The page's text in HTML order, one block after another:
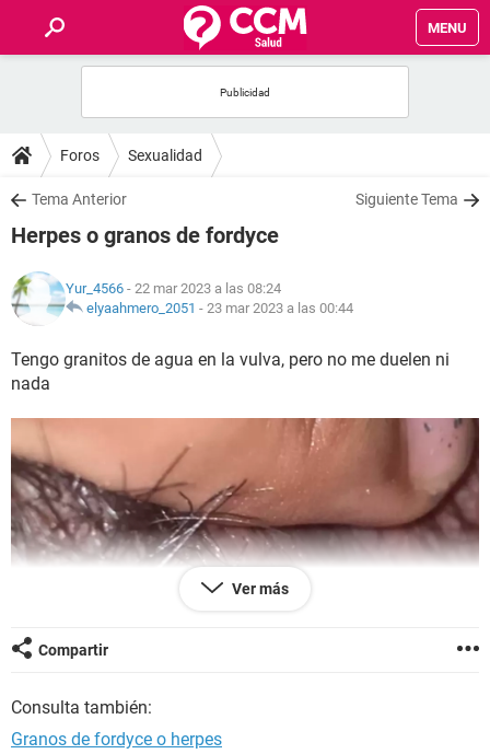
MENU
FOROS
SALUD
FAMILIA
NUTRICIÓN
BIENESTAR
SEXUALIDAD
GLOSARIO
Foros Sexualidad
Tema Anterior Siguiente Tema
Herpes o granos de fordyce
Yur_4566 - 22 mar 2023 a las 08:24
elyaahmero_2051 - 23 mar 2023 a las 00:44
Tengo granitos de agua en la vulva, pero no me duelen ni
nada
Ver más
Compartir
Consulta también:
Granos de fordyce o herpes